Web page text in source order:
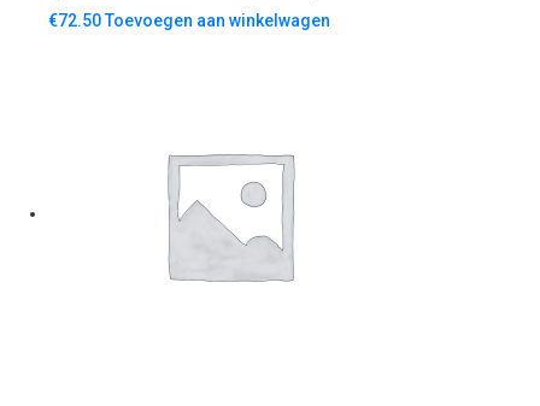
€72.50Toevoegen aan winkelwagen